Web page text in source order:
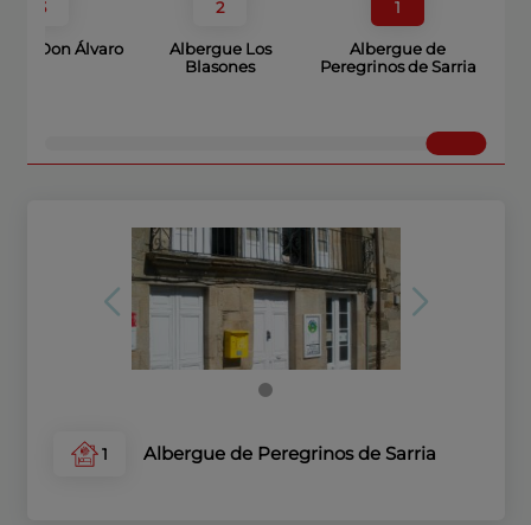
3
Don Álvaro
2
Albergue Los
Blasones
1
Albergue de
Peregrinos de Sarria
1 Albergue de Peregrinos de Sarria